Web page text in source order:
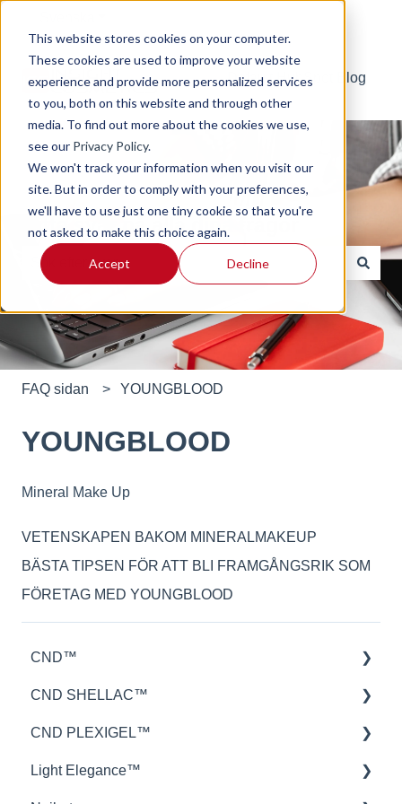
This website stores cookies on your computer.
These cookies are used to improve your website
experience and provide more personalized services
to you, both on this website and through other
media. To find out more about the cookies we use,
see our Privacy Policy.
We won't track your information when you visit our
site. But in order to comply with your preferences,
we'll have to use just one tiny cookie so that you're
not asked to make this choice again.
Accept Decline
Default HubSpot Blog
Hitta svar på alla dina frågor
Det finns inga förslag eftersom sökfältet är tomt.
FAQ sidan YOUNGBLOOD
YOUNGBLOOD
Mineral Make Up
VETENSKAPEN BAKOM MINERALMAKEUP
BÄSTA TIPSEN FÖR ATT BLI FRAMGÅNGSRIK SOM
FÖRETAG MED YOUNGBLOOD
CND™
Retention™
CND™ Brisa
Nailcare
CND SHELLAC™
Hållbarhet
Applicering
CND PLEXIGEL™
Applikation
Light Elegance™